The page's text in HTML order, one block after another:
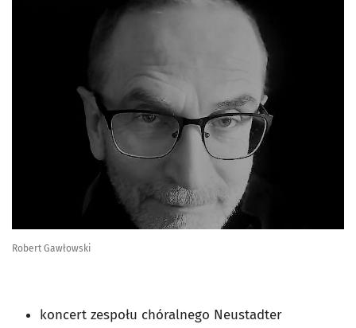
Robert Gawłowski
koncert zespołu chóralnego Neustadter